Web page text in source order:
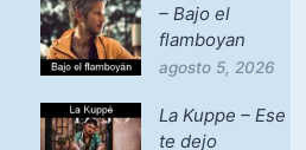
– Bajo el
flamboyan
agosto 5, 2026
La Kuppe – Ese
te dejo